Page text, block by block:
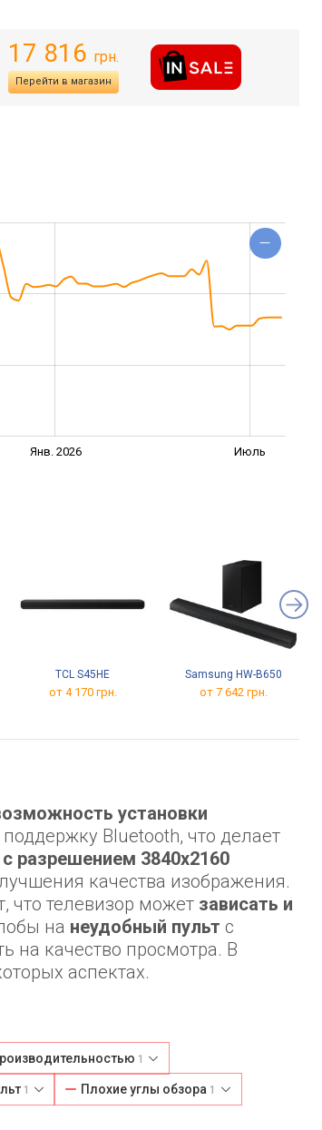
17 816 грн.
Перейти в магазин
Янв. 2026 Июль
TCL S45HE
от 4 170 грн.
Samsung HW-B650
от 7 642 грн.
установки
Bluetooth, что делает
разрешением 3840x2160
качества изображения.
что телевизор может зависать и
на неудобный пульт с
на качество просмотра. В
аспектах.
1
1 Плохие углы обзора 1